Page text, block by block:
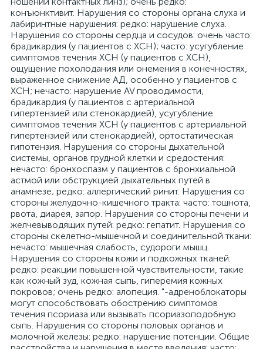
конъюнктивит. Нарушения со стороны органа слуха и
лабиринтные нарушения: редко: нарушение слуха.
Нарушения со стороны сердца и сосудов: очень часто:
брадикардия (у пациентов с ХСН); часто: усугубление
симптомов течения ХСН (у пациентов с ХСН),
ощущение похолодания или онемения в конечностях,
выраженное снижение АД, особенно у пациентов с
ХСН; нечасто: нарушение AV проводимости,
брадикардия (у пациентов с артериальной
гипертензией или стенокардией), усугубление
симптомов течения ХСН (у пациентов с артериальной
гипертензией или стенокардией), ортостатическая
гипотензия. Нарушения со стороны дыхательной
системы, органов грудной клетки и средостения:
нечасто: бронхоспазм у пациентов с бронхиальной
астмой или обструкцией дыхательных путей в
анамнезе; редко: аллергический ринит. Нарушения со
стороны желудочно-кишечного тракта: часто: тошнота,
рвота, диарея, запор. Нарушения со стороны печени и
желчевыводящих путей: редко: гепатит. Нарушения со
стороны скелетно-мышечной и соединительной ткани:
нечасто: мышечная слабость, судороги мышц.
Нарушения со стороны кожи и подкожных тканей:
редко: реакции повышенной чувствительности, такие
как кожный зуд, кожная сыпь, гиперемия кожных
покровов; очень редко: алопеция. "-адреноблокаторы
могут способствовать обострению симптомов
течения псориаза или вызывать псориазоподобную
сыпь. Нарушения со стороны половых органов и
молочной железы: редко: нарушение потенции. Общие